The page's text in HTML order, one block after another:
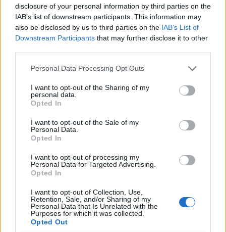
disclosure of your personal information by third parties on the
IAB’s list of downstream participants. This information may
also be disclosed by us to third parties on the IAB’s List of
Downstream Participants that may further disclose it to other
Please note that this website/app uses one or more Google
not limited to your visit or usage behaviour. You may click to
grant or deny consent to Google and its third-party tags to
use your data for below specified purposes in below Google
consent section.
Personal Data Processing Opt Outs
I want to opt-out of the Sharing of my
personal data.
Opted In
I want to opt-out of the Sale of my
Personal Data.
Opted In
I want to opt-out of processing my
Personal Data for Targeted Advertising.
Opted In
I want to opt-out of Collection, Use,
Retention, Sale, and/or Sharing of my
Personal Data that Is Unrelated with the
Purposes for which it was collected.
Opted Out
Szentivánéji álom a Margitszigeten, 1939-ben.
Középen Szeleczky Zita, Titánia szerepében
Szentivánéji álmot1941-ben is műsorra tűzték,
majd a Margitszigeti Szabadtéri Színpad
repertoárdarab lett. Ezt az előadást
Major Tamás
rendezte, a főszerepeket a Nemzeti Színház vezetői
művészei alakították.